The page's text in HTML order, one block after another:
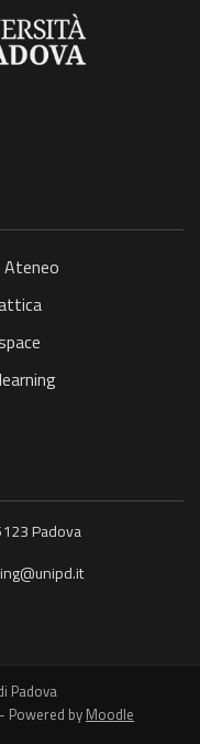
Padova
Padova
Powered by Moodle